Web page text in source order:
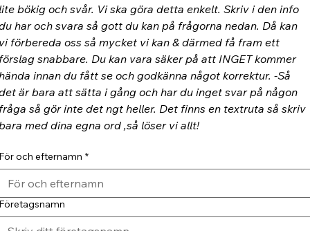
bökig och svår. Vi ska göra detta enkelt. Skriv i den info
har och svara så gott du kan på frågorna nedan. Då kan
förbereda oss så mycket vi kan & därmed få fram ett
snabbare. Du kan vara säker på att INGET kommer
innan du fått se och godkänna något korrektur. -Så
är bara att sätta i gång och har du inget svar på någon
så gör inte det ngt heller. Det finns en textruta så skriv
med dina egna ord ,så löser vi allt!
och efternamn *